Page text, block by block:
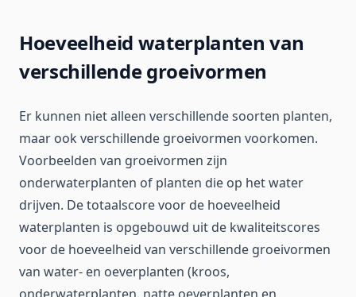
Hoeveelheid waterplanten van
verschillende groeivormen
Er kunnen niet alleen verschillende soorten planten,
maar ook verschillende groeivormen voorkomen.
Voorbeelden van groeivormen zijn
onderwaterplanten of planten die op het water
drijven. De totaalscore voor de hoeveelheid
waterplanten is opgebouwd uit de kwaliteitscores
voor de hoeveelheid van verschillende groeivormen
van water- en oeverplanten (kroos,